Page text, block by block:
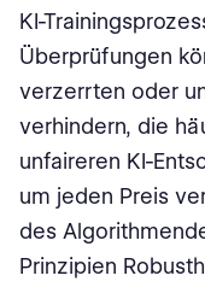
KI-
Überprüfungen
verzerrten oder
verhindern, die
unfaireren KI-
um jeden Preis
des
Prinzipien